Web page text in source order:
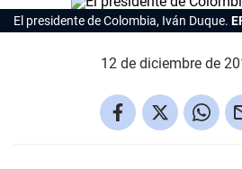
El presidente de Colombia, Iván Duque.
12 de diciembre de